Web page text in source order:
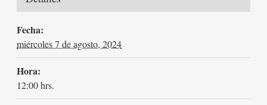
Fecha:
miércoles 7 de agosto, 2024
Hora:
12:00 hrs.